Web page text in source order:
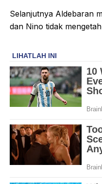
Selanjutnya Aldebaran
dan Nino tidak